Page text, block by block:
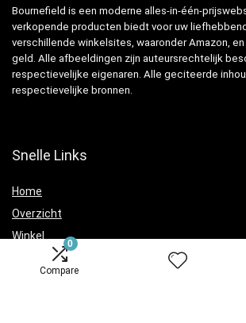
0
Compare
Bournefield is een moderne alles-in-één-
verkopende producten biedt voor uw
verschillende winkelsites, waaronder Amazon,
geld. Alle afbeeldingen zijn auteursrechtelijk
respectievelijke eigenaren. Alle geciteerde
respectievelijke bronnen.
Snelle Links
Home
Overzicht
Winkel